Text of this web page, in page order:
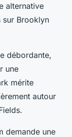
alternative
sur Brooklyn
débordante,
une
mérite
autour
demande une